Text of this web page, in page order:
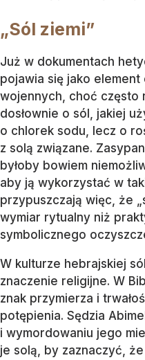
„Sól ziemi”
Już w dokumentach
pojawia się jako
wojennych, choć często
dosłownie o sól, jakiej
o chlorek sodu, lecz o
z solą związane.
byłoby bowiem
aby ją wykorzystać w
przypuszczają więc, że
wymiar rytualny niż
symbolicznego
W kulturze hebrajskiej
znaczenie religijne. W
znak przymierza i
potępienia. Sędzia
i wymordowaniu jego
je solą, by zaznaczyć,